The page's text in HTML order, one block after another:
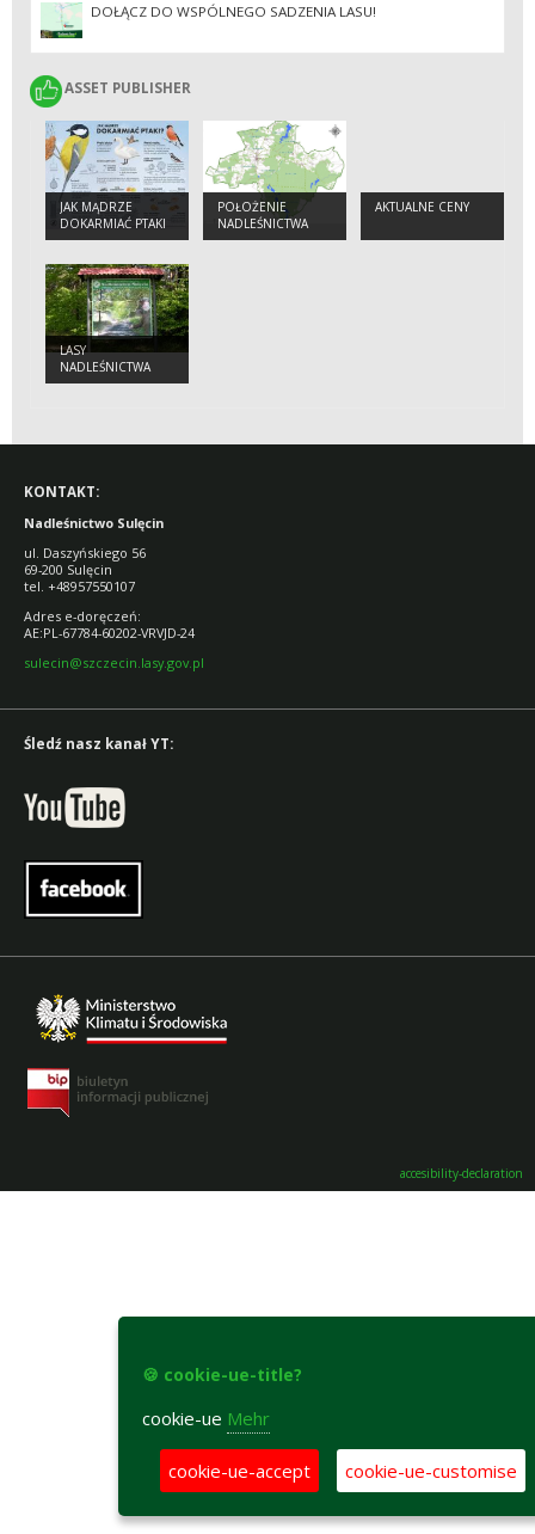
DOŁĄCZ DO WSPÓLNEGO SADZENIA LASU!
ASSET PUBLISHER
ASSET PUBLISHER
JAK MĄDRZE
DOKARMIAĆ PTAKI
POŁOŻENIE
NADLEŚNICTWA
SULĘCIN
AKTUALNE CENY
LASY
NADLEŚNICTWA
KONTAKT:
Nadleśnictwo Sulęcin
ul. Daszyńskiego 56
69-200 Sulęcin
tel. +48957550107
Adres e-doręczeń:
AE:PL-67784-60202-VRVJD-24
sulecin@szczecin.lasy.gov.pl
Śledź nasz kanał YT:
accesibility-declaration
🍪 cookie-ue-title?
cookie-ue Mehr
cookie-ue-accept cookie-ue-customise